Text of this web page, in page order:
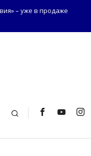
– уже в продаже
Поиск